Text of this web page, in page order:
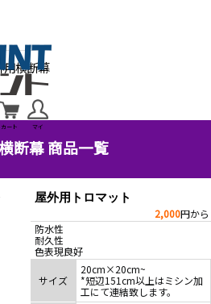
マイ
カート
用横断幕
断幕 商品一覧
屋外用トロマット
2,000円から
防水性
耐久性
色表現良好
サイズ
20cm×20cm~
*短辺151cm以上はミシン加
工にて連結致します。